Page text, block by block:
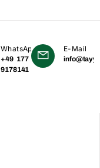
WhatsApp
+49 177
9178141
E-Mail